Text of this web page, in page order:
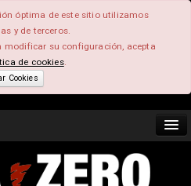
óptima de este sitio utilizamos
y de terceros.
su configuración, acepta
de cookies.
Cookies